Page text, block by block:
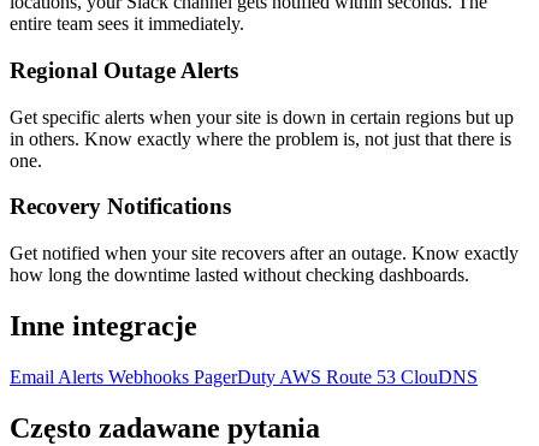
entire team sees it immediately.
Regional Outage Alerts
Get specific alerts when your site is down in certain regions but up
in others. Know exactly where the problem is, not just that there is
one.
Recovery Notifications
Get notified when your site recovers after an outage. Know exactly
how long the downtime lasted without checking dashboards.
Inne integracje
Email Alerts Webhooks PagerDuty AWS Route 53 ClouDNS
Często zadawane pytania